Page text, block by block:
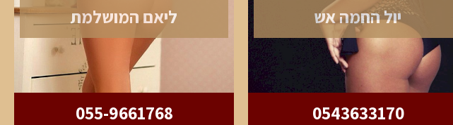
יול החמה אש
0543633170
ליאם המושלמת
055-9661768